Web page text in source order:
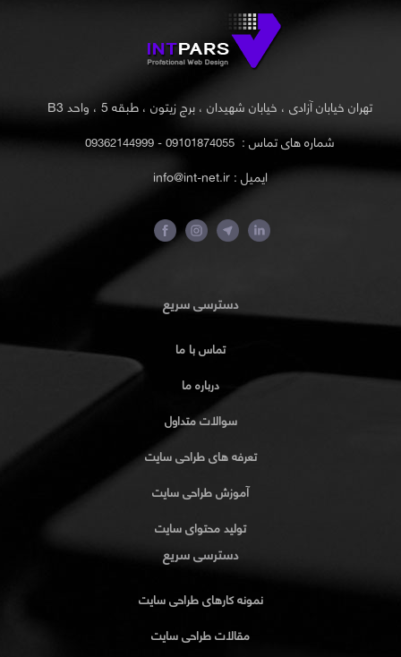
تهران خیابان آزادی ، خیابان شهیدان ، برج زیتون ، طبقه 5 ، واحد B3
شماره های تماس :
ایمیل : info@int-net.ir
دسترسی سریع
تماس با ما
درباره ما
سوالات متداول
تعرفه های طراحی سایت
آموزش طراحی سایت
تولید محتوای سایت
دسترسی سریع
نمونه کارهای طراحی سایت
مقالات طراحی سایت